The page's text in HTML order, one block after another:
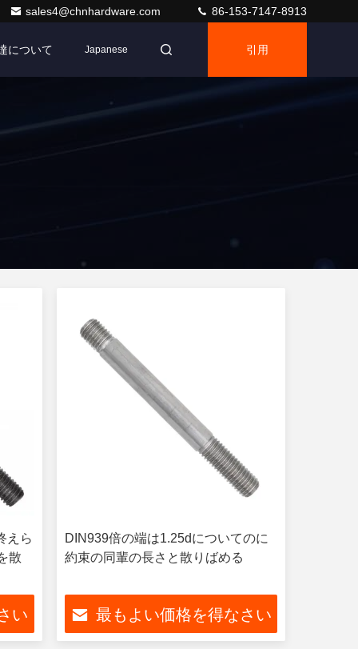
sales4@chnhardware.com 86-153-7147-8913
について Japanese 引用
えら
散
い
DIN939倍の端は1.25dについてのに
約束の同輩の長さと散りばめる
最もよい価格を得なさい